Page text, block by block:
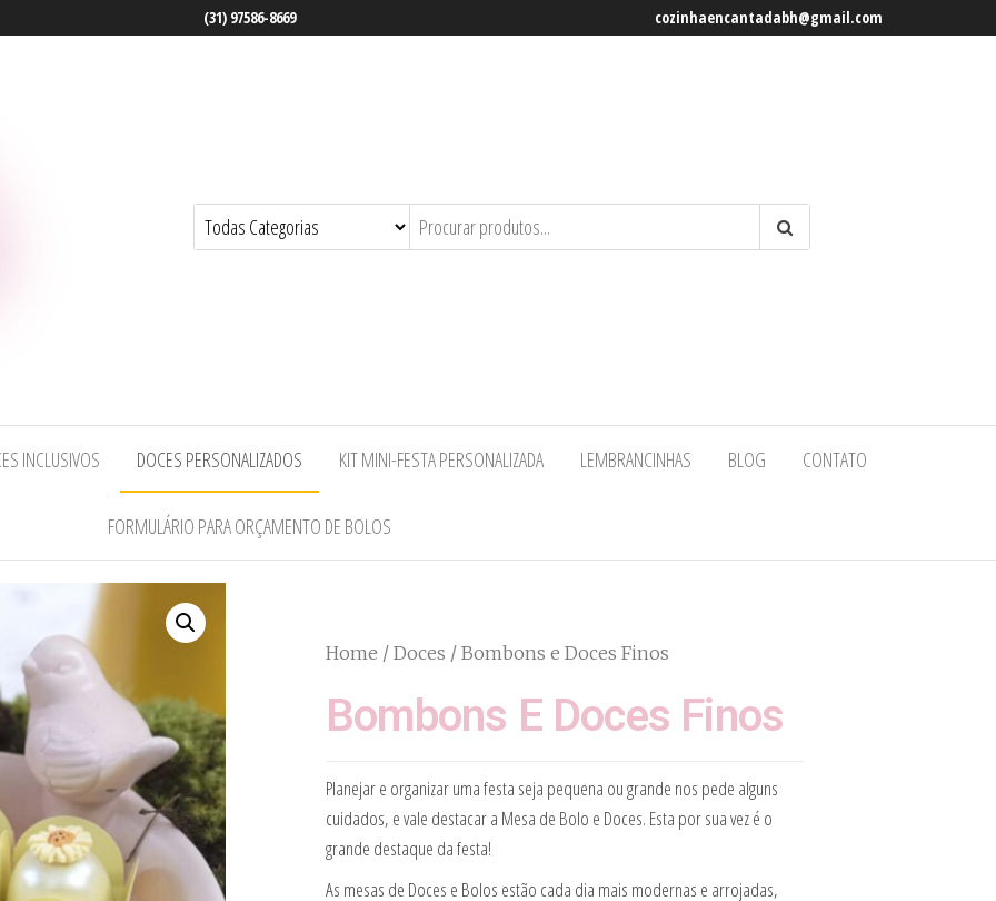
(31) 97586-8669 cozinhaencantadabh@gmail.com
INCLUSIVOS DOCES PERSONALIZADOS KIT MINI-FESTA PERSONALIZADA LEMBRANCINHAS BLOG CONTATO
FORMULÁRIO PARA ORÇAMENTO DE BOLOS
Home / Doces / Bombons e Doces Finos
Bombons E Doces Finos
Planejar e organizar uma festa seja pequena ou grande nos pede alguns
cuidados, e vale destacar a Mesa de Bolo e Doces. Esta por sua vez é o
grande destaque da festa!
As mesas de Doces e Bolos estão cada dia mais modernas e arrojadas,